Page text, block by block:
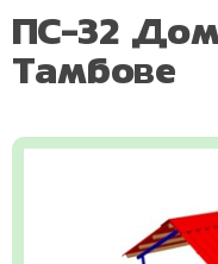
ПС-32
Тамбове